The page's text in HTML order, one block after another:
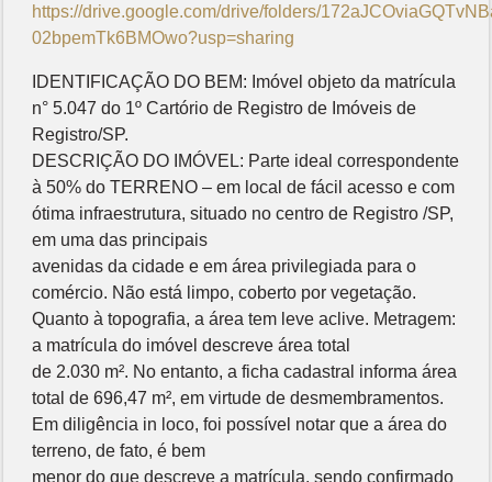
https://drive.google.com/drive/folders/
02bpemTk6BMOwo?usp=sharing
IDENTIFICAÇÃO DO BEM: Imóvel objeto da matrícula
n° 5.047 do 1º Cartório de Registro de Imóveis de
Registro/SP.
DESCRIÇÃO DO IMÓVEL: Parte ideal correspondente
à 50% do TERRENO – em local de fácil acesso e com
ótima infraestrutura, situado no centro de Registro /SP,
em uma das principais
avenidas da cidade e em área privilegiada para o
comércio. Não está limpo, coberto por vegetação.
Quanto à topografia, a área tem leve aclive. Metragem:
a matrícula do imóvel descreve área total
de 2.030 m². No entanto, a ficha cadastral informa área
total de 696,47 m², em virtude de desmembramentos.
Em diligência in loco, foi possível notar que a área do
terreno, de fato, é bem
menor do que descreve a matrícula, sendo confirmado